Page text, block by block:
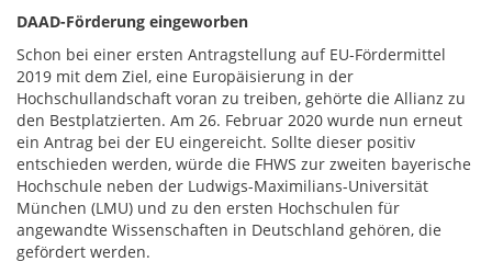
DAAD-Förderung eingeworben
Schon bei einer ersten Antragstellung auf EU-Fördermittel
2019 mit dem Ziel, eine Europäisierung in der
Hochschullandschaft voran zu treiben, gehörte die Allianz zu
den Bestplatzierten. Am 26. Februar 2020 wurde nun erneut
ein Antrag bei der EU eingereicht. Sollte dieser positiv
entschieden werden, würde die FHWS zur zweiten bayerische
Hochschule neben der Ludwigs-Maximilians-Universität
München (LMU) und zu den ersten Hochschulen für
angewandte Wissenschaften in Deutschland gehören, die
gefördert werden.